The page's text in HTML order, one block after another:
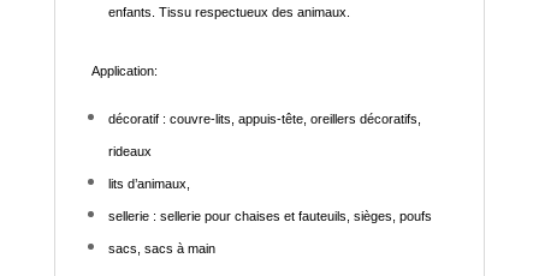
enfants. Tissu respectueux des animaux.
Application:
décoratif : couvre-lits, appuis-tête, oreillers décoratifs,
rideaux
lits d’animaux,
sellerie : sellerie pour chaises et fauteuils, sièges, poufs
sacs, sacs à main